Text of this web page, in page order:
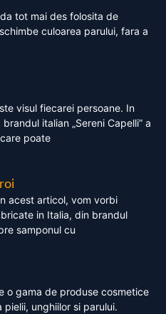
tot mai des folosita de
culoarea parului, fara a
visul fiecarei persoane. In
italian „Sereni Capelli” a
poate
acest articol, vom vorbi
in Italia, din brandul
samponul cu
o gama de produse cosmetice
unghiilor si parului.